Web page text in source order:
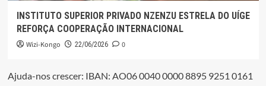
INSTITUTO SUPERIOR PRIVADO NZENZU ESTRELA DO UÍGE
REFORÇA COOPERAÇÃO INTERNACIONAL
Wizi-Kongo 22/06/2026 0
Ajuda-nos crescer: IBAN: AO06 0040 0000 8895 9251 0161